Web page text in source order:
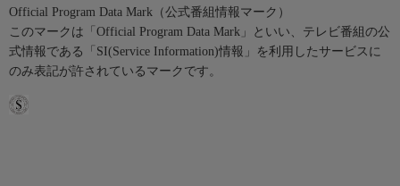
Official Program Data Mark（公式番組情報マーク）
このマークは「Official Program Data Mark」といい、テレビ番組の公
式情報である「SI(Service Information)情報」を利用したサービスに
のみ表記が許されているマークです。